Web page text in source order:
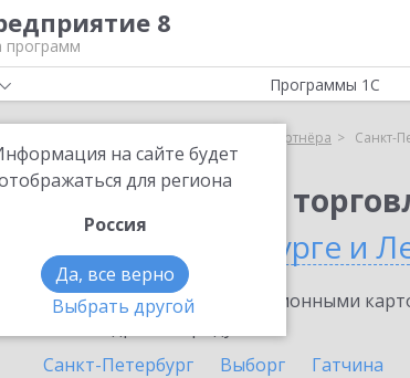
8
программ
на сайте будет
для региона
Россия
Да, все верно
Выбрать другой
Программы 1С
Выбор партнёра Санкт-
1С:Управление
в Санкт-Петербурге и
Ознакомьтесь с информационными
Санкт-Петербург
Выборг Гатчина